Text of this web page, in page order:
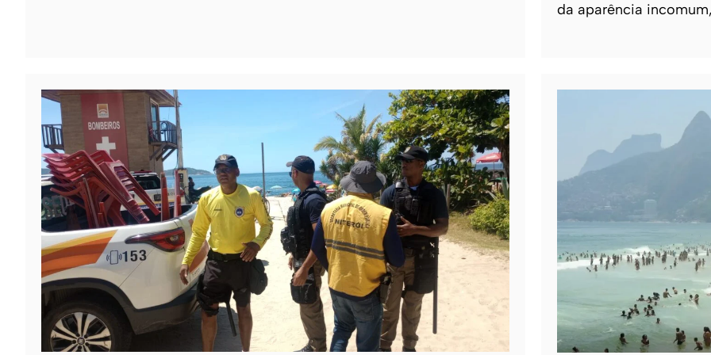
da aparência